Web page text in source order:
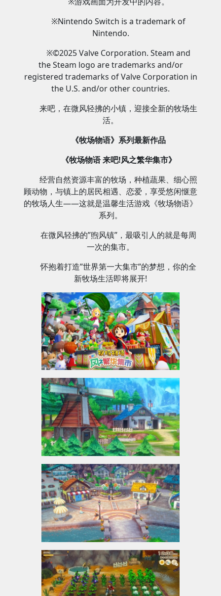
※Nintendo Switch is a trademark of
Nintendo.
※©2025 Valve Corporation. Steam and
the Steam logo are trademarks and/or
registered trademarks of Valve Corporation in
the U.S. and/or other countries.
来吧，在微风轻拂的小镇，迎接全新的牧场生
活。
《牧场物语》系列最新作品
《牧场物语 来吧!风之繁华集市》
经营自然资源丰富的牧场，种植蔬果、细心照
顾动物，与镇上的居民相遇、恋爱，享受悠闲惬意
的牧场人生——这就是温馨生活游戏《牧场物语》
系列。
在微风轻拂的”煦风镇”，最吸引人的就是每周
一次的集市。
怀抱着打造”世界第一大集市”的梦想，你的全
新牧场生活即将展开!